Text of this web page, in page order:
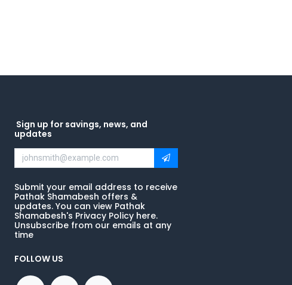
Sign up for savings, news, and
updates
Submit your email address to receive
Pathak Shamabesh offers &
updates. You can view Pathak
Shamabesh's Privacy Policy here.
Unsubscribe from our emails at any
time
FOLLOW US